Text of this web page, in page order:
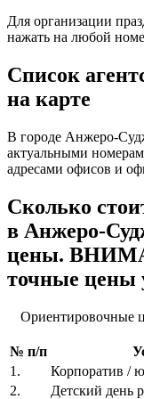
Для организации
нажать на любой
Список
на карте
В городе Анжеро-
актуальными
адресами офисов и
Сколько
в Анжеро-
цены.
точные цены
Ориентировочные
№ п/п
1.
Корпоратив /
2.
Детский день